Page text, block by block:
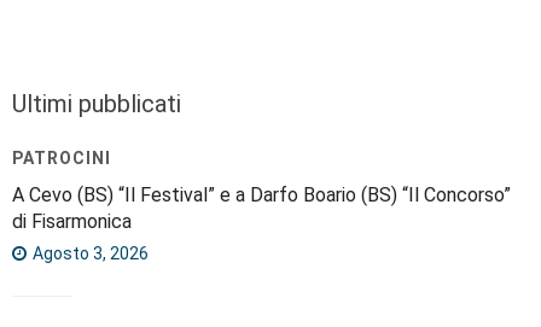
Ultimi pubblicati
PATROCINI
A Cevo (BS) “Il Festival” e a Darfo Boario (BS) “Il Concorso”
di Fisarmonica
Agosto 3, 2026